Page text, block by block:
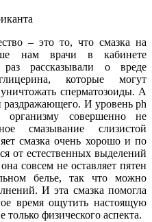
– это то, что смазка на
нам врачи в кабинете
рассказывали о вреде
которые могут
сперматозоиды. А
раздражающего. И уровень ph
организму совершенно не
смазывание слизистой
смазка очень хорошо и по
от естественных выделений
совсем не оставляет пятен
белье, так что можно
И эта смазка помогла
время ощутить настоящую
только физического аспекта.